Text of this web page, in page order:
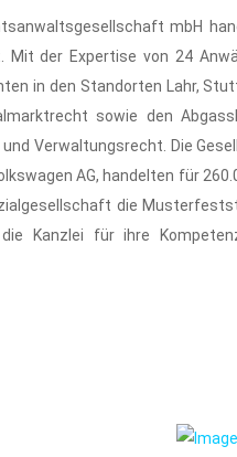
mbH
Mit der Expertise von 24
in den Standorten Lahr,
sowie den
Verwaltungsrecht. Die
AG, handelten für
die
die Kanzlei für ihre